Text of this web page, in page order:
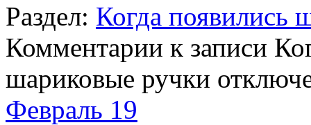
Раздел: Когда появились
Комментарии к записи
шариковые ручки
Февраль 19